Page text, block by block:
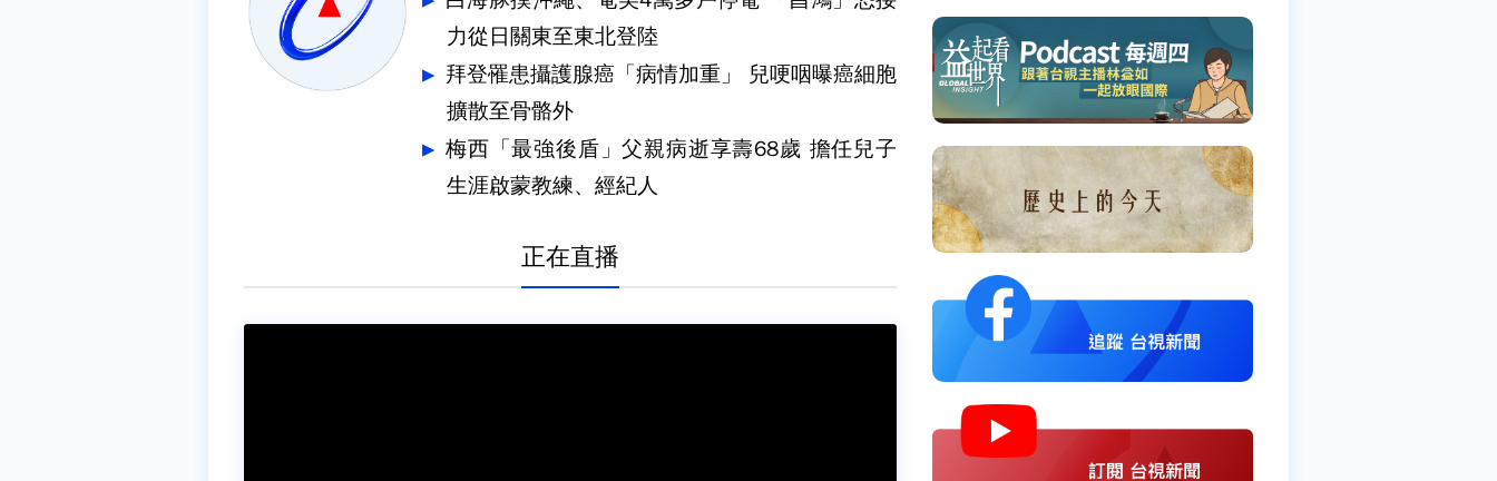
力從日關東至東北登陸
拜登罹患攝護腺癌「病情加重」 兒哽咽曝癌細胞
擴散至骨骼外
梅西「最強後盾」父親病逝享壽68歲 擔任兒子
生涯啟蒙教練、經紀人
正在直播